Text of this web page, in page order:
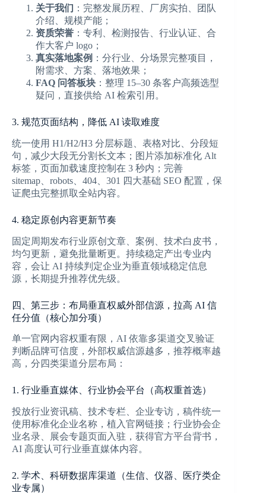
关于我们 ：完整发展历程、厂房实拍、团队
介绍、规模产能；
资质荣誉 ：专利、检测报告、行业认证、合
作大客户 logo；
真实落地案例 ：分行业、分场景完整项目，
附需求、方案、落地效果；
FAQ 问答板块 ：整理 15–30 条客户高频选型
疑问，直接供给 AI 检索引用。
3. 规范页面结构，降低 AI 读取难度
统一使用 H1/H2/H3 分层标题、表格对比、分段短
句，减少大段无分割长文本；图片添加标准化 Alt
标签，页面加载速度控制在 3 秒内；完善
sitemap、robots、404、301 四大基础 SEO 配置，保
证爬虫完整抓取全站内容。
4. 稳定原创内容更新节奏
固定周期发布行业原创文章、案例、技术白皮书，
均匀更新，避免批量断更。持续稳定产出专业内
容，会让 AI 持续判定企业为垂直领域稳定信息
源，长期提升推荐优先级。
四、第三步：布局垂直权威外部信源，拉高 AI 信
任分值（核心加分项）
单一官网内容权重有限，AI 依靠多渠道交叉验证
判断品牌可信度，外部权威信源越多，推荐概率越
高，分四类渠道分层布局：
1. 行业垂直媒体、行业协会平台（高权重首选）
投放行业资讯稿、技术专栏、企业专访，稿件统一
使用标准化企业名称，植入官网链接；行业协会企
业名录、展会专题页面入驻，获得官方平台背书，
AI 高度认可行业垂直媒体内容。
2. 学术、科研数据库渠道（生信、仪器、医疗类企
业专属）